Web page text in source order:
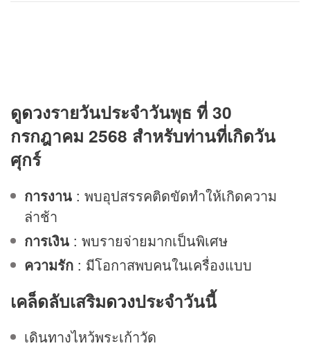
ดูดวงรายวันประจำวันพุธ ที่ 30
กรกฎาคม 2568 สำหรับท่านที่เกิดวัน
ศุกร์
การงาน : พบอุปสรรคติดขัดทำให้เกิดความ
ล่าช้า
การเงิน : พบรายจ่ายมากเป็นพิเศษ
ความรัก : มีโอกาสพบคนในเครื่องแบบ
เคล็ดลับเสริมดวงประจำวันนี้
เดินทางไหว้พระเก้าวัด